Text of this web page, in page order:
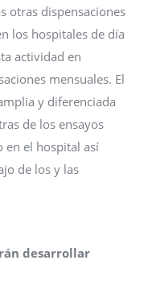
otras dispensaciones
los hospitales de día
actividad en
mensuales. El
y diferenciada
de los ensayos
en el hospital así
de los y las
desarrollar